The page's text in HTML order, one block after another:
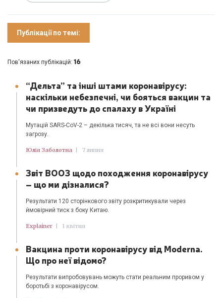
Публікації по темі:
Пов'язаних публікацій: 16
“Дельта” та інші штами коронавірусу:
наскільки небезпечні, чи бояться вакцин та
чи призведуть до спалаху в Україні
Мутацій SARS-CoV-2 – декілька тисяч, та не всі вони несуть
загрозу.
Юлія Заболотна 7 липня
Звіт ВООЗ щодо походження коронавірусу
– що ми дізналися?
Результати 120 сторінкового звіту розкритикували через
ймовірний тиск з боку Китаю.
Explainer 1 квітня
Вакцина проти коронавірусу від Moderna.
Що про неї відомо?
Результати випробовувань можуть стати реальним проривом у
боротьбі з коронавірусом.